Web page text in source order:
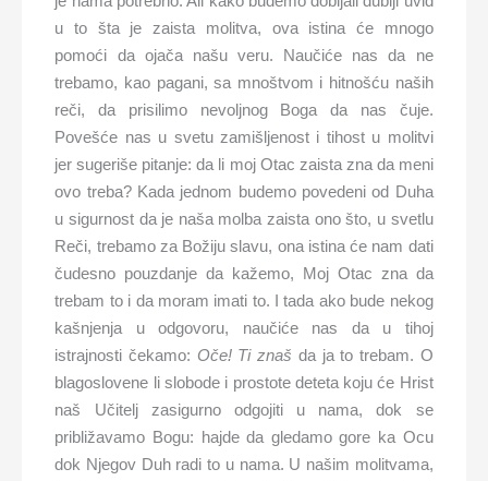
u to šta je zaista molitva, ova istina će mnogo
pomoći da ojača našu veru. Naučiće nas da ne
trebamo, kao pagani, sa mnoštvom i hitnošću naših
reči, da prisilimo nevoljnog Boga da nas čuje.
Povešće nas u svetu zamišljenost i tihost u molitvi
jer sugeriše pitanje: da li moj Otac zaista zna da meni
ovo treba? Kada jednom budemo povedeni od Duha
u sigurnost da je naša molba zaista ono što, u svetlu
Reči, trebamo za Božiju slavu, ona istina će nam dati
čudesno pouzdanje da kažemo, Moj Otac zna da
trebam to i da moram imati to. I tada ako bude nekog
kašnjenja u odgovoru, naučiće nas da u tihoj
istrajnosti čekamo: Oče! Ti znaš da ja to trebam. O
blagoslovene li slobode i prostote deteta koju će Hrist
naš Učitelj zasigurno odgojiti u nama, dok se
približavamo Bogu: hajde da gledamo gore ka Ocu
dok Njegov Duh radi to u nama. U našim molitvama,